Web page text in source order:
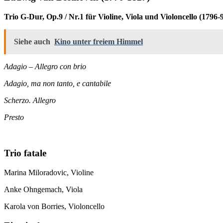
Trio G-Dur, Op.9 / Nr.1 für Violine, Viola und Violoncello (1796-
Siehe auch Kino unter freiem Himmel
Adagio – Allegro con brio
Adagio, ma non tanto, e cantabile
Scherzo. Allegro
Presto
Trio fatale
Marina Miloradovic, Violine
Anke Ohngemach, Viola
Karola von Borries, Violoncello